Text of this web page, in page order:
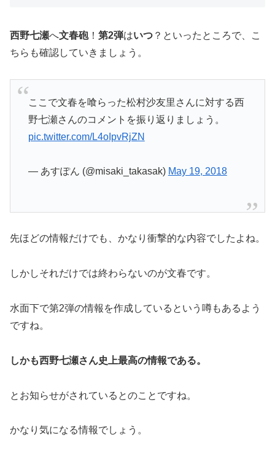
西野七瀬へ文春砲！ 第2弾はいつ ？といったところで、こ
ちらも確認していきましょう。
ここで文春を喰らった松村沙友里さんに対する西
野七瀬さんのコメントを振り返りましょう。
pic.twitter.com/L4oIpvRjZN
— あすぽん (@misaki_takasak) May 19, 2018
先ほどの情報だけでも、かなり衝撃的な内容でしたよね。
しかしそれだけでは終わらないのが文春です。
水面下で第2弾の情報を作成しているという噂もあるよう
ですね。
しかも西野七瀬さん史上最高の情報である。
とお知らせがされているとのことですね。
かなり気になる情報でしょう。